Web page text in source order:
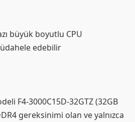
büyük boyutlu CPU
edebilir
F4-3000C15D-32GTZ (32GB
gereksinimi olan ve yalnızca